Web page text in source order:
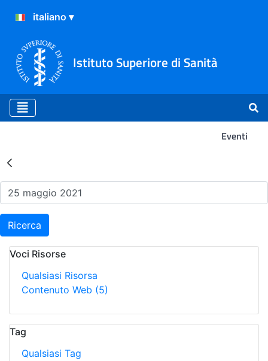
Istituto Superiore di Sanità
Eventi
Risultati della Ricerca -
Ricerca
Voci Risorse
Qualsiasi Risorsa
Contenuto Web (5)
Tag
Qualsiasi Tag